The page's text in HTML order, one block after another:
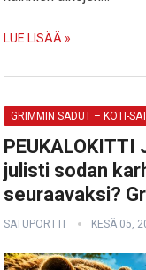
LUE LISÄÄ »
GRIMMIN SADUT – KOTI-
PEUKALOKITTI
julisti sodan
seuraavaksi?
SATUPORTTI KESÄ 05,